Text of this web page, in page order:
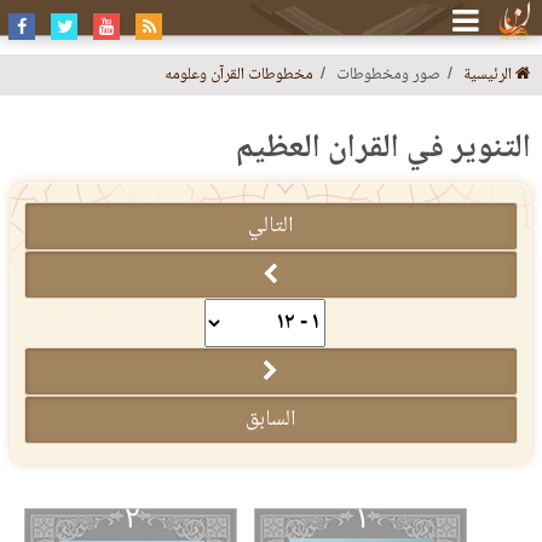
الرئيسية صور ومخطوطات مخطوطات القرآن وعلومه
التنوير في القرآن العظيم
التالي
السابق
١ ٢